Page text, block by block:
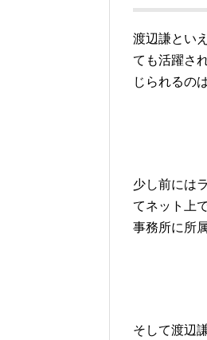
渡辺謙とい
ても活躍さ
じられるの
少し前には
てネット上
事務所に所
そして渡辺